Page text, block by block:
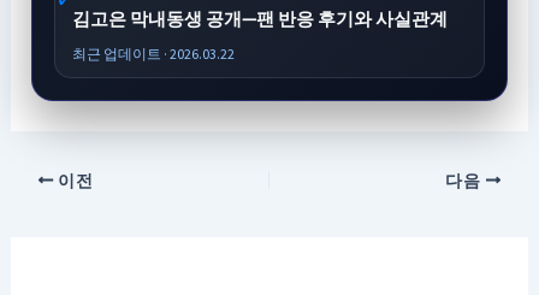
김고은 막내동생 공개—팬 반응 후기와 사실관계
최근 업데이트 · 2026.03.22
이전 다음